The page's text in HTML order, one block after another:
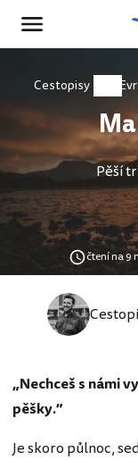
Cestopisy
Pěší
čtení na 9
„Nechceš s námi
pěšky.”
Je skoro půlnoc,